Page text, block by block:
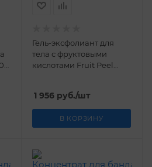
Гель-эксфолиант для
тела с фруктовыми
кислотами Fruit Peel
1 956руб./шт
В КОРЗИНУ